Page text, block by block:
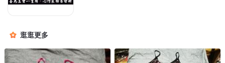
逛逛更多